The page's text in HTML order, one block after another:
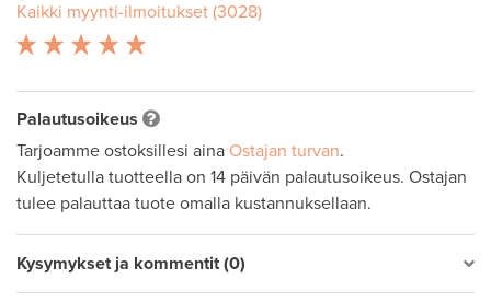
Kaikki myynti-ilmoitukset (3028)
Palautusoikeus
Tarjoamme ostoksillesi aina Ostajan turvan.
Kuljetetulla tuotteella on 14 päivän palautusoikeus. Ostajan
tulee palauttaa tuote omalla kustannuksellaan.
Kysymykset ja kommentit (0)